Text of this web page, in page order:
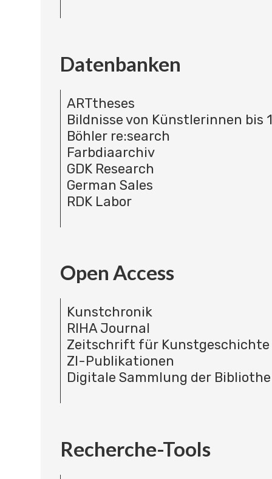
Datenbanken
ARTtheses
Bildnisse von Künstlerinnen bis
Böhler re:search
Farbdiaarchiv
GDK Research
German Sales
RDK Labor
Open Access
Kunstchronik
RIHA Journal
Zeitschrift für Kunstgeschichte
ZI-Publikationen
Digitale Sammlung der
Recherche-Tools